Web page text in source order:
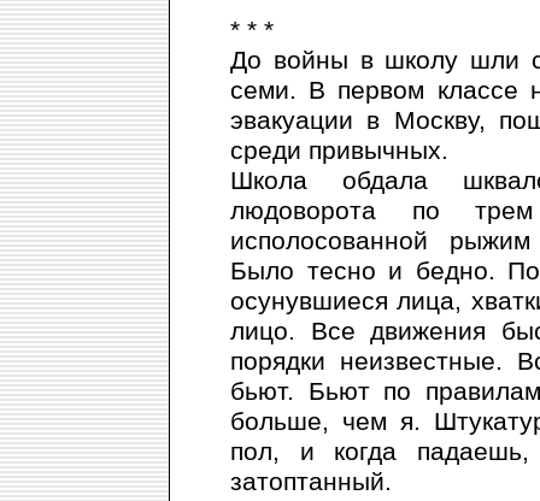
* * *
До войны в школу шли
семи. В первом классе
эвакуации в Москву,
среди привычных.
Школа обдала
людоворота по
исполосованной
Было тесно и бедно.
осунувшиеся лица,
лицо. Все движения
порядки неизвестные.
бьют. Бьют по
больше, чем я.
пол, и когда
затоптанный.